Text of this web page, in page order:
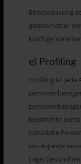
Einschränkung
gespeicherter
künftige
e) Profiling
Profiling ist jede
bestimmte
natürliche
um Aspekte
Lage,